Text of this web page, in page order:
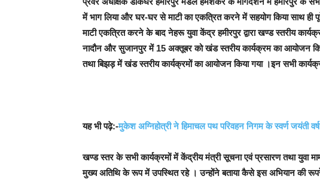
में भाग लिया और घर-घर से माटी का एकत्रित करने में सहयोग किया साथ
माटी एकत्रित करने के बाद नेहरू युवा केंद्र हमीरपुर द्वारा खण्ड स्तरीय
नादौन और सुजानपुर में 15 अक्तूबर को खंड स्तरीय कार्यक्रम का आयोजन
तथा बिझड़ में खंड स्तरीय कार्यक्रमों का आयोजन किया गया ।इन सभी
यह भी पढ़े:-मुकेश अग्निहोत्री ने हिमाचल पथ परिवहन निगम के स्वर्ण जयंती वर्ष
खण्ड स्तर के सभी कार्यक्रमों में केंद्रीय मंत्री सूचना एवं प्रसारण तथा युवा
मुख्य अतिथि के रूप में उपस्थित रहे । उन्होंने बताया कैसे इस अभियान की